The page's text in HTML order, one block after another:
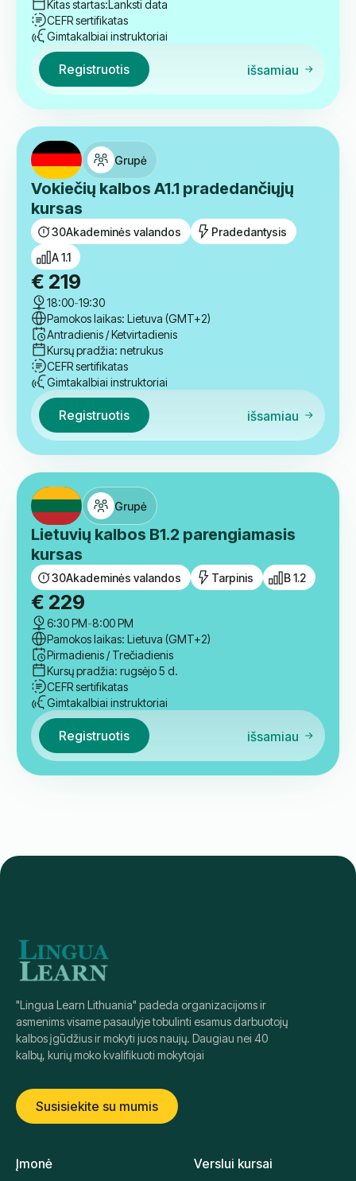
Privatus
Norvegijos privati 1-1 klasė
20Valandos A 1.1-B 2.1
€699
Pamokos laikas: Lietuva (GMT+2)
Lanksti diena
Kitas startas:Lanksti data
CEFR sertifikatas
Gimtakalbiai instruktoriai
Registruotis išsamiau
Grupė
Vokiečių kalbos A1.1 pradedančiųjų
kursas
Akademinės valandos
A 1.1
€219
Pamokos laikas: Lietuva (GMT+2)
Antradienis / Ketvirtadienis
Kursų pradžia: netrukus
CEFR sertifikatas
Gimtakalbiai instruktoriai
Registruotis išsamiau
Grupė
Lietuvių kalbos B1.2 parengiamasis
kursas
30Akademinės valandos
€229